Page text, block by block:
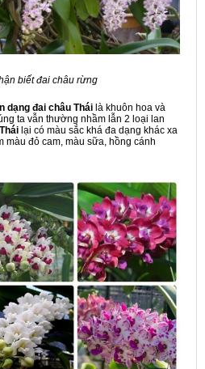
biết đai châu rừng
dạng đai châu Thái là khuôn hoa và
ta vẫn thường nhầm lẫn 2 loại lan
lại có màu sắc khá đa dạng khác xa
màu đỏ cam, màu sữa, hồng cánh